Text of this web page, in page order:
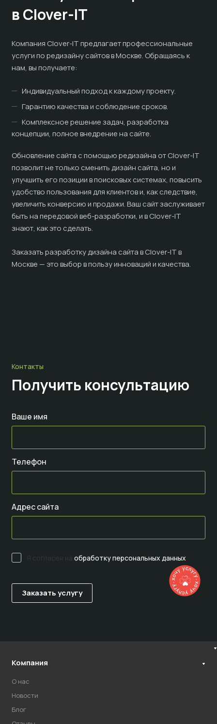
в Clover-IT
Компания Clover-IT предлагает профессиональные
услуги по редизайну сайтов в Москве. Обращаясь к
нам, вы получаете:
Индивидуальный подход к каждому проекту.
Гарантию качества и соблюдение сроков.
Комплексное решение задач, разработка
концепции, полное внедрение на сайте.
Обновление сайта с помощью редизайна от Clover-IT
позволит не только сменить дизайн сайта, но и
улучшить его позиции в поисковых системах, повысить
удобство пользования для клиентов и, как следствие,
увеличить конверсию и продажи. Ваш сайт заслуживает
быть на передовой веб-разработки, и в Clover-IT
знают, как это сделать.
Заказать разработку дизайна сайта в Clover-IT в
Москве — это выбор в пользу инноваций и качества.
Контакты
Получить консультацию
Ваше имя
Телефон
Адрес сайта
Я согласен на обработку персональных данных
Компания
О нас
Новости
Блог